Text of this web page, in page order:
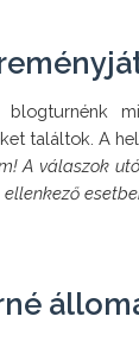
blogturnénk
A válaszok
ellenkező